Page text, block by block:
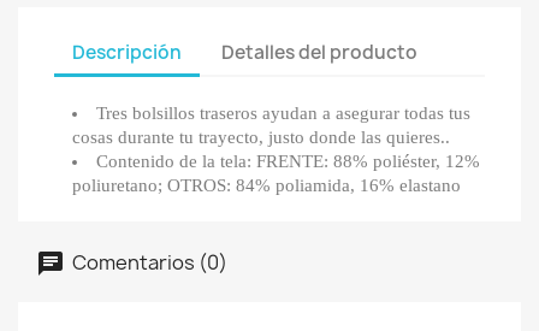
Descripción Detalles del producto
Tres bolsillos traseros ayudan a asegurar todas tus
cosas durante tu trayecto, justo donde las quieres..
Contenido de la tela: FRENTE: 88% poliéster, 12%
poliuretano; OTROS: 84% poliamida, 16% elastano
Comentarios (0)